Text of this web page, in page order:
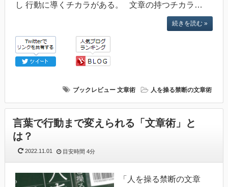
し 行動に導くチカラがある。 文章の持つチカラ…
続きを読む »
ブックレビュー 文章術 人を操る禁断の文章術
言葉で行動まで変えられる「文章術」と
は？
2022.11.01 目安時間 4分
「人を操る禁断の文章